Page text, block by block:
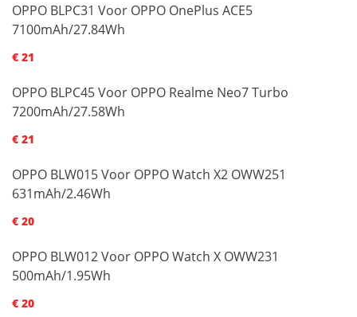
OPPO BLPC31 Voor OPPO OnePlus ACE5
7100mAh/27.84Wh
€ 21
OPPO BLPC45 Voor OPPO Realme Neo7 Turbo
7200mAh/27.58Wh
€ 21
OPPO BLW015 Voor OPPO Watch X2 OWW251
631mAh/2.46Wh
€ 20
OPPO BLW012 Voor OPPO Watch X OWW231
500mAh/1.95Wh
€ 20